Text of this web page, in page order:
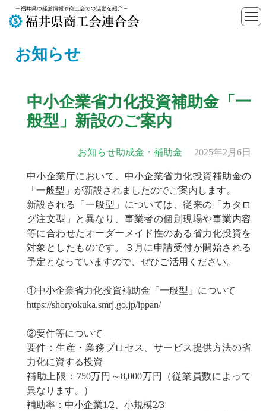
お知らせ
中小企業省力化投資補助金「一
般型」新設のご案内
お知らせ助成金・補助金 2025年2月6日
中小企業庁において、中小企業省力化投資補助金の
「一般型」が新設されましたのでご案内します。
新設される「一般型」については、従来の「カタロ
グ注文型」と異なり、事業者の個別現場や事業内容
等に合わせたオーダーメイド性のある省力化投資を
対象としたものです。３月に申請受付が開始される
予定となっていますので、ぜひご活用ください。
①中小企業省力化投資補助金「一般型」について
https://shoryokuka.smrj.go.jp/ippan/
②要件等について
要件：生産・業務プロセス、サービス提供方法の省
力化に資する投資
補助上限：750万円～8,000万円（従業員数によって
異なります。）
補助率：中小企業1/2、小規模2/3